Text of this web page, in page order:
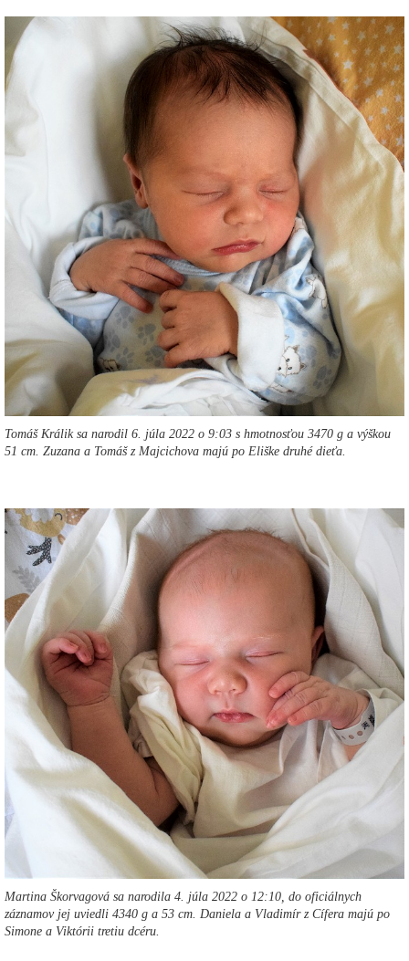
Tomáš Králik sa narodil 6. júla 2022 o 9:03 s hmotnosťou 3470 g a výškou
51 cm. Zuzana a Tomáš z Majcichova majú po Eliške druhé dieťa.
Martina Škorvagová sa narodila 4. júla 2022 o 12:10, do oficiálnych
záznamov jej uviedli 4340 g a 53 cm. Daniela a Vladimír z Cífera majú po
Simone a Viktórii tretiu dcéru.